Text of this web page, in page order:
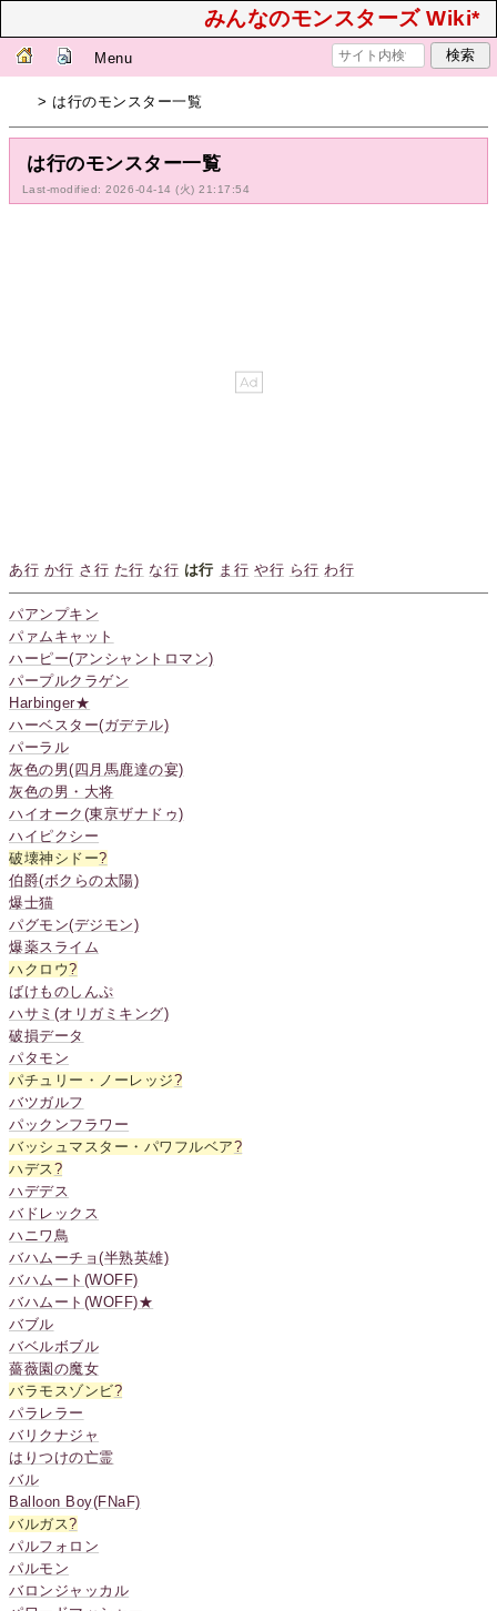
みんなのモンスターズ Wiki*
Menu
> は行のモンスター一覧
は行のモンスター一覧
Last-modified: 2026-04-14 (火) 21:17:54
あ行 か行 さ行 た行 な行 は行 ま行 や行 ら行 わ行
パアンプキン
パァムキャット
ハーピー(アンシャントロマン)
パープルクラゲン
Harbinger★
ハーベスター(ガデテル)
パーラル
灰色の男(四月馬鹿達の宴)
灰色の男・大将
ハイオーク(東亰ザナドゥ)
ハイピクシー
破壊神シドー?
伯爵(ボクらの太陽)
爆士猫
パグモン(デジモン)
爆薬スライム
ハクロウ?
ばけものしんぷ
ハサミ(オリガミキング)
破損データ
パタモン
パチュリー・ノーレッジ?
バツガルフ
パックンフラワー
バッシュマスター・パワフルベア?
ハデス ?
ハデデス
バドレックス
ハニワ鳥
バハムーチョ(半熟英雄)
バハムート(WOFF)
バハムート(WOFF)★
バブル
バベルボブル
薔薇園の魔女
バラモスゾンビ?
パラレラー
バリクナジャ
はりつけの亡霊
バル
Balloon Boy(FNaF)
バルガス?
パルフォロン
パルモン
バロンジャッカル